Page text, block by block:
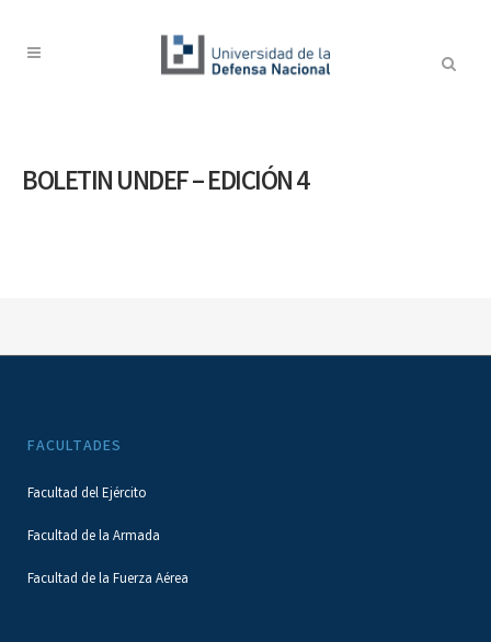
BOLETIN UNDEF – EDICIÓN 4
FACULTADES
Facultad del Ejército
Facultad de la Armada
Facultad de la Fuerza Aérea